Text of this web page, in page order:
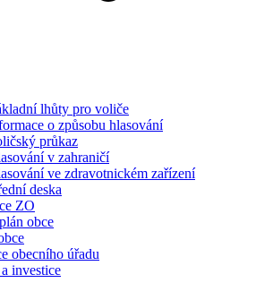
lhůty pro voliče
o způsobu hlasování
průkaz
v zahraničí
ve zdravotnickém zařízení
deska
ZO
obce
obecního úřadu
investice